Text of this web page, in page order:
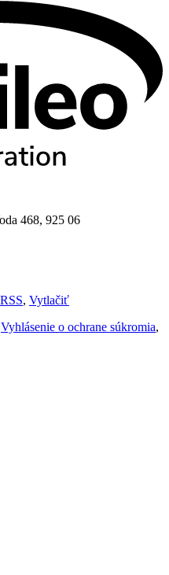
468, 925 06
RSS, Vytlačiť
Vyhlásenie o ochrane súkromia,